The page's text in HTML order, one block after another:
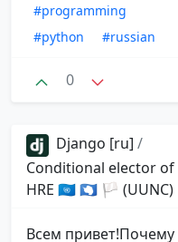
#programming
#python
#russian
0
Django [ru] /
Conditional elector of
HRE 🇺🇳 🇦🇶 🏳 (UUNC)
Всем привет!Почему